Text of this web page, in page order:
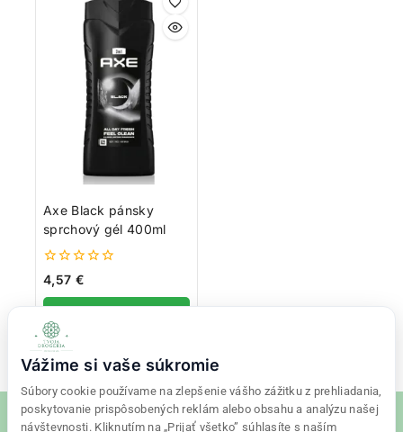
Axe Black pánsky
sprchový gél 400ml
0
5
4,57 €
Vážime si vaše súkromie
Súbory cookie používame na zlepšenie vášho zážitku z prehliadania,
poskytovanie prispôsobených reklám alebo obsahu a analýzu našej
návštevnosti. Kliknutím na „Prijať všetko” súhlasíte s naším